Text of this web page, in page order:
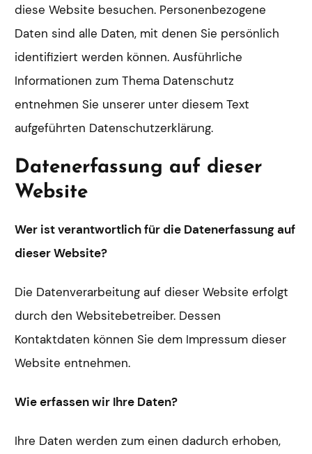
diese Website besuchen. Personenbezogene
Daten sind alle Daten, mit denen Sie persönlich
identifiziert werden können. Ausführliche
Informationen zum Thema Datenschutz
entnehmen Sie unserer unter diesem Text
aufgeführten Datenschutzerklärung.
Datenerfassung auf dieser
Website
Wer ist verantwortlich für die Datenerfassung auf
dieser Website?
Die Datenverarbeitung auf dieser Website erfolgt
durch den Websitebetreiber. Dessen
Kontaktdaten können Sie dem Impressum dieser
Website entnehmen.
Wie erfassen wir Ihre Daten?
Ihre Daten werden zum einen dadurch erhoben,